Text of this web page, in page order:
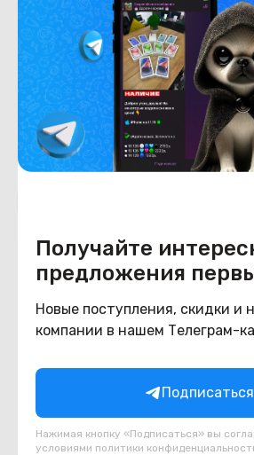
Получайте
предложения
Новые поступления, скидки и
компании в нашем Телеграм-
Подписаться
Нажимая кнопку «Подписаться» вы
условиями политики
Емкость накопителя 256
Конструкция
Цвет Бежевый